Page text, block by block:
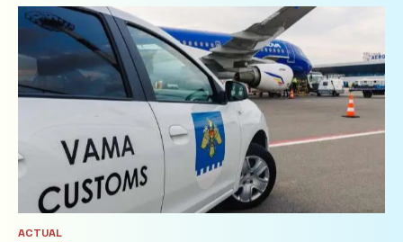
ACTUAL